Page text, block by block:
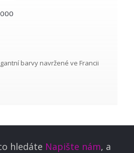
barvy navržené ve Francii
hledáte Napište nám, a